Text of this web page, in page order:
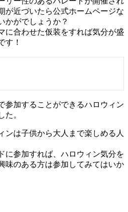
が近づいたら公式ホームページな
かがでしょうか？
に合わせた仮装をすれば気分が盛
す！
参加することができるハロウィン
た。
ンは子供から大人まで楽しめる人
に参加すれば、ハロウィン気分を
味のある方は参加してみてはいか